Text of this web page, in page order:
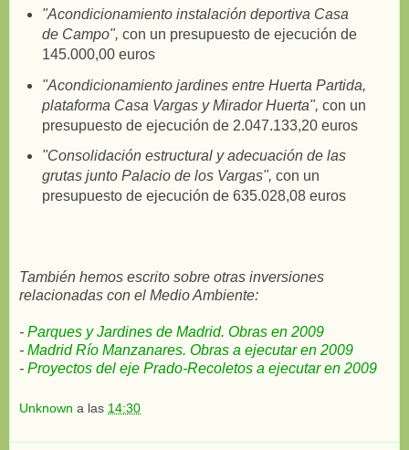
"Acondicionamiento instalación deportiva Casa
de Campo", con un presupuesto de ejecución de
145.000,00 euros
"Acondicionamiento jardines entre Huerta Partida,
plataforma Casa Vargas y Mirador Huerta", con un
presupuesto de ejecución de 2.047.133,20 euros
"Consolidación estructural y adecuación de las
grutas junto Palacio de los Vargas", con un
presupuesto de ejecución de 635.028,08 euros
También hemos escrito sobre otras inversiones
relacionadas con el Medio Ambiente:
- Parques y Jardines de Madrid. Obras en 2009
- Madrid Río Manzanares. Obras a ejecutar en 2009
- Proyectos del eje Prado-Recoletos a ejecutar en 2009
Unknown a las 14:30